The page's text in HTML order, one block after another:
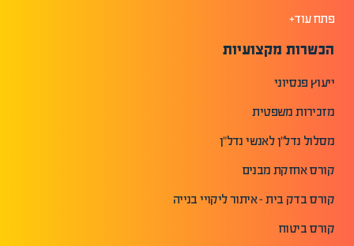
פתח עוד+
הכשרות מקצועיות
ייעוץ פנסיוני
מזכירות משפטית
מסלול נדל"ן לאנשי נדל"ן
קורס אחזקת מבנים
קורס בדק בית - איתור ליקויי בנייה
קורס ביטוח